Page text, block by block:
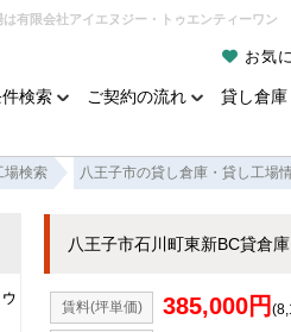
有限会社アイエヌジー・トゥエンティーワン
お気
検索 ご契約の流れ 貸し倉
場検索 八王子市の貸し倉庫・貸し工場
八王子市石川町東新BC貸
賃料(坪単価) 385,000円